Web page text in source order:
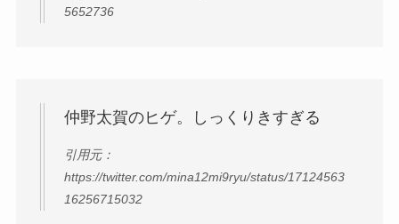
5652736
仲野太賀のヒゲ。しっくりきすぎる
引用元：
https://twitter.com/mina12mi9ryu/status/17124563
16256715032